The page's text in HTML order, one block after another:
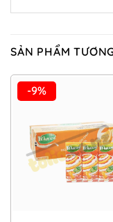
SẢN PHẨM
-9%